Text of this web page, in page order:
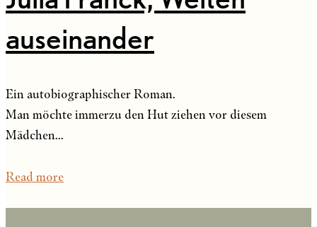
auseinander
Ein autobiographischer Roman.
Man möchte immerzu den Hut ziehen vor diesem
Mädchen...
Read more